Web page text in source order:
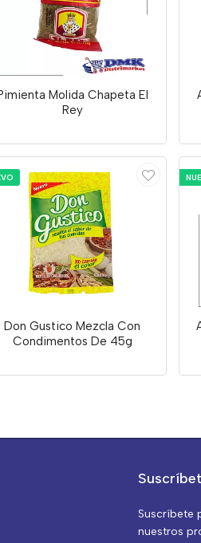
Molida Chapeta El
Rey
Don Gustico Mezcla Con
Condimentos De 45g
Suscríbete
nuestros